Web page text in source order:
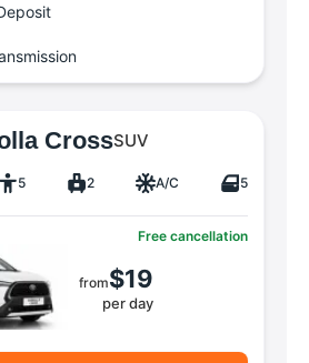
CrossSUV
5 2 A/C 5
Free cancellation
from$19
per day